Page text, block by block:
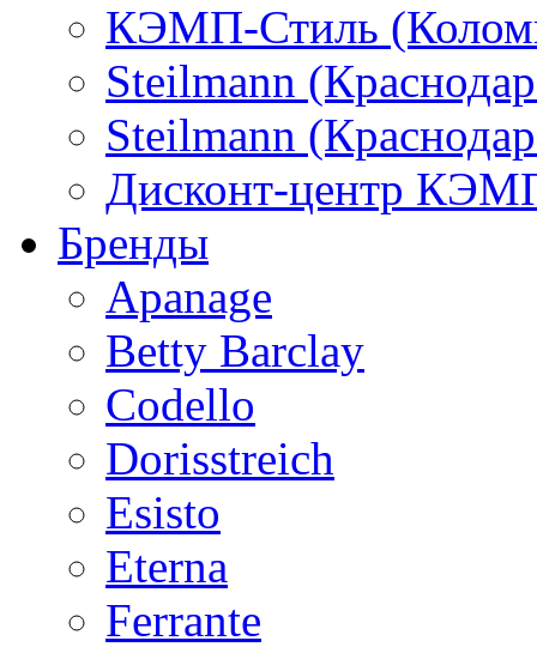
КЭМП-Стиль
Steilmann
Steilmann
Дисконт-центр
Бренды
Apanage
Betty Barclay
Codello
Dorisstreich
Esisto
Eterna
Ferrante